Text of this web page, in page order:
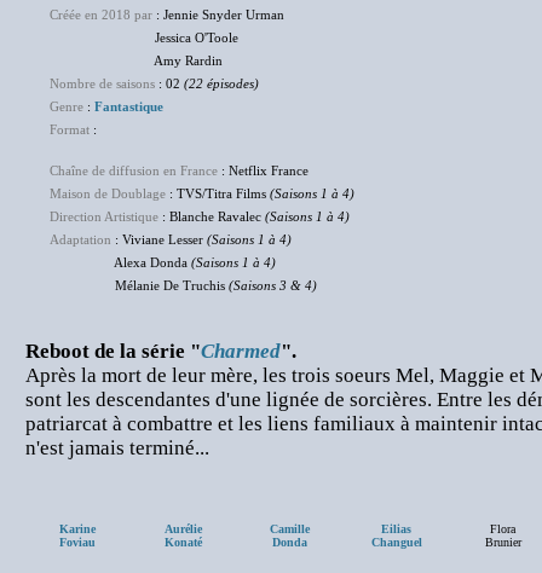
Créée en 2018 par : Jennie Snyder Urman
Jessica O'Toole
Amy Rardin
Nombre de saisons : 02 (22 épisodes)
Genre : Fantastique
Format :
Chaîne de diffusion en France : Netflix France
Maison de Doublage : TVS/Titra Films (Saisons 1 à 4)
Direction Artistique : Blanche Ravalec (Saisons 1 à 4)
Adaptation : Viviane Lesser (Saisons 1 à 4)
Alexa Donda (Saisons 1 à 4)
Mélanie De Truchis (Saisons 3 & 4)
Reboot de la série "Charmed".
Après la mort de leur mère, les trois soeurs Mel, Maggie et
sont les descendantes d'une lignée de sorcières. Entre les
patriarcat à combattre et les liens familiaux à maintenir
n'est jamais terminé...
Karine
Foviau
Aurélie
Konaté
Camille
Donda
Eilias
Changuel
Flora
Brunier